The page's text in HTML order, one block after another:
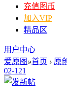
充值图币
加入VIP
精品区
用户中心
爱原图 »首页 › 原
02-121